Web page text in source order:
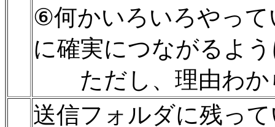
⑥何かいろいろやっ
に確実につながるよ
ただし、理由わか
送信フォルダに残っ